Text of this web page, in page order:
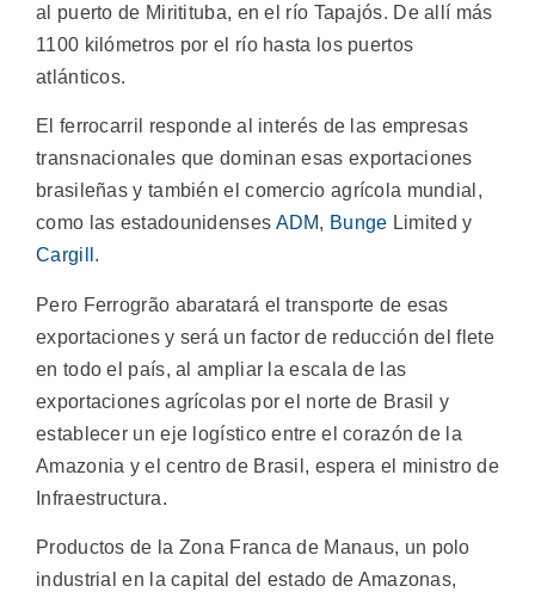
al puerto de Miritituba, en el río Tapajós. De allí más
1100 kilómetros por el río hasta los puertos
atlánticos.
El ferrocarril responde al interés de las empresas
transnacionales que dominan esas exportaciones
brasileñas y también el comercio agrícola mundial,
como las estadounidenses ADM, Bunge Limited y
Cargill .
Pero Ferrogrão abaratará el transporte de esas
exportaciones y será un factor de reducción del flete
en todo el país, al ampliar la escala de las
exportaciones agrícolas por el norte de Brasil y
establecer un eje logístico entre el corazón de la
Amazonia y el centro de Brasil, espera el ministro de
Infraestructura.
Productos de la Zona Franca de Manaus, un polo
industrial en la capital del estado de Amazonas,